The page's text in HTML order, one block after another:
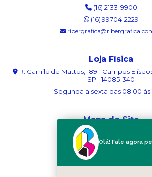
(16) 2133-9900
(16) 99704-2229
Loja Física
R. Camilo de Mattos, 189 - Campos
SP - 14085-340
Segunda a sexta das 08:00 às
Mapa do Site
Sobre nós
Blog
Olá! Fale agora